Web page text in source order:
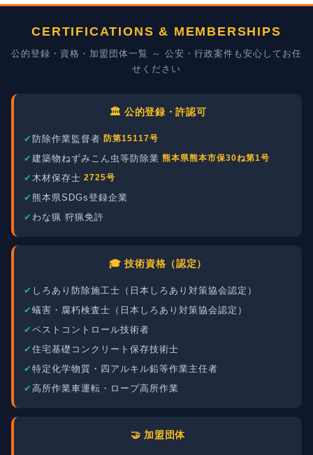
CERTIFICATIONS & MEMBERSHIPS
公的登録・資格・加盟団体一覧 ～ 公安・行政案件も安心してお任
せください
🏛️ 公的登録・許認可
防除作業監督者 防第15117号
建築物ねずみこん虫等防除業 熊本県熊本市保30ね第1号
木材保存士 2725号
熊本県SDGs登録企業
わな猟 狩猟免許
🎓 技術資格（認定）
しろあり防除施工士（日本しろあり対策協会認定）
蟻害・腐朽検査士（日本しろあり対策協会認定）
ペストコントロール技術者
住宅基礎コンクリート保存技術士
特定化学物質・四アルキル鉛等作業主任者
高所作業車運転・ロープ高所作業
🤝 加盟団体